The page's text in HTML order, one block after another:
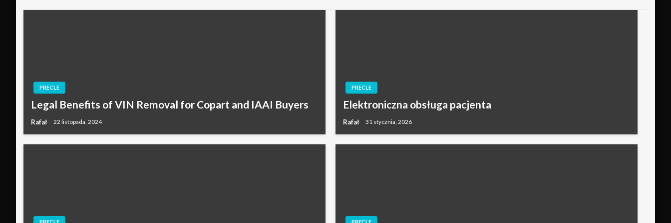
PRECLE
Legal Benefits of VIN Removal for Copart and IAAI Buyers
Rafał 22 listopada, 2024
PRECLE
Elektroniczna obsługa pacjenta
Rafał 31 stycznia, 2026
PRECLE PRECLE